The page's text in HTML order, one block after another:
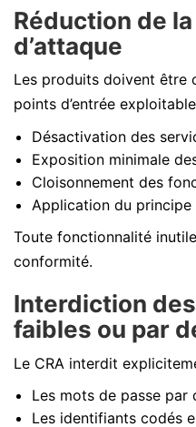
Réduction de
d’attaque
Les produits doivent être
points d’entrée
Désactivation des
Exposition minimale
Cloisonnement des
Application du
Toute fonctionnalité
conformité.
Interdiction
faibles ou par
Le CRA interdit
Les mots de passe par
Les identifiants codés